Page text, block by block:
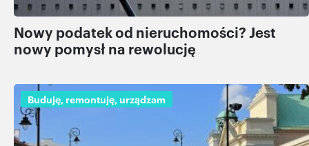
Nowy podatek od nieruchomości? Jest
nowy pomysł na rewolucję
Buduję, remontuję, urządzam